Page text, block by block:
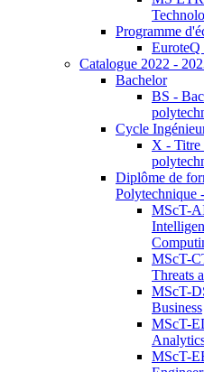
Programme
Catalogue 2022 -
Bachelor
BS -
Cycle
X - Titre
Diplôme de
Polytechnique
MScT-
MScT-
Threats
MScT-
Business
MScT-
MScT-